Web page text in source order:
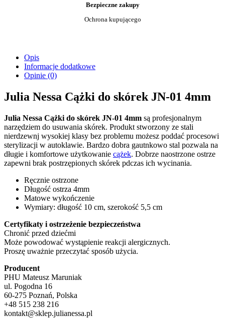
Bezpieczne zakupy
Ochrona kupującego
Opis
Informacje dodatkowe
Opinie (0)
Julia Nessa Cążki do skórek JN-01 4mm
Julia Nessa Cążki do skórek JN-01 4mm są profesjonalnym
narzędziem do usuwania skórek. Produkt stworzony ze stali
nierdzewnj wysokiej klasy bez problemu możesz poddać procesowi
sterylizacji w autoklawie. Bardzo dobra gautnkowo stal pozwala na
długie i komfortowe użytkowanie cążek. Dobrze naostrzone ostrze
zapewni brak postrzępionych skórek pdczas ich wycinania.
Ręcznie ostrzone
Długość ostrza 4mm
Matowe wykończenie
Wymiary: długość 10 cm, szerokość 5,5 cm
Certyfikaty i ostrzeżenie bezpieczeństwa
Chronić przed dziećmi
Może powodować wystąpienie reakcji alergicznych.
Proszę uważnie przeczytać sposób użycia.
Producent
PHU Mateusz Maruniak
ul. Pogodna 16
60-275 Poznań, Polska
+48 515 238 216
kontakt@sklep.julianessa.pl